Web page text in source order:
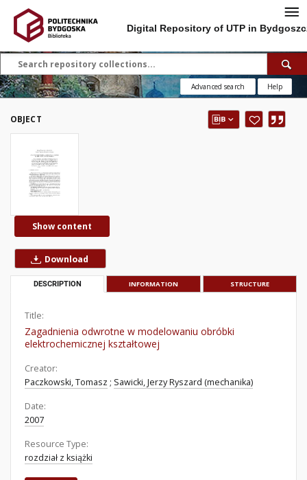
Digital Repository of UTP in
Advanced search Help
OBJECT
Show content
Download
DESCRIPTION INFORMATION STRUCTURE
Title:
Zagadnienia odwrotne w modelowaniu obróbki
elektrochemicznej kształtowej
Creator:
Paczkowski, Tomasz ; Sawicki, Jerzy Ryszard (mechanika)
Date:
2007
Resource Type:
rozdział z książki